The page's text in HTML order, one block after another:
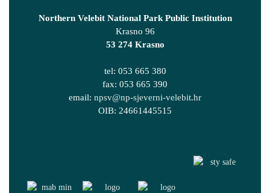
Northern Velebit National Park Public Institution
Krasno 96
53 274 Krasno
tel: 053 665 380
fax: 053 665 390
email: npsv@np-sjeverni-velebit.hr
OIB: 24661445515